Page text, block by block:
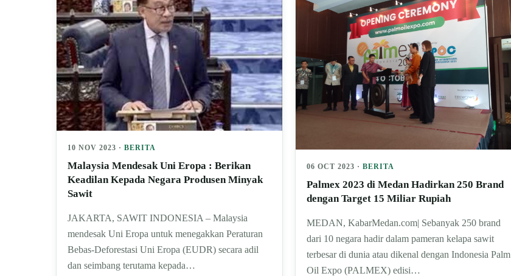
10 NOV 2023 · BERITA
Malaysia Mendesak Uni Eropa : Berikan
Keadilan Kepada Negara Produsen Minyak
Sawit
JAKARTA, SAWIT INDONESIA – Malaysia
mendesak Uni Eropa untuk menegakkan Peraturan
Bebas-Deforestasi Uni Eropa (EUDR) secara adil
dan seimbang terutama kepada…
06 OCT 2023 ·BERITA
Palmex 2023 di Medan Hadirkan 250 Brand
dengan Target 15 Miliar Rupiah
MEDAN, KabarMedan.com| Sebanyak 250 brand
dari 10 negara hadir dalam pameran kelapa sawit
terbesar di dunia atau dikenal dengan Indonesia Palm
Oil Expo (PALMEX) edisi…